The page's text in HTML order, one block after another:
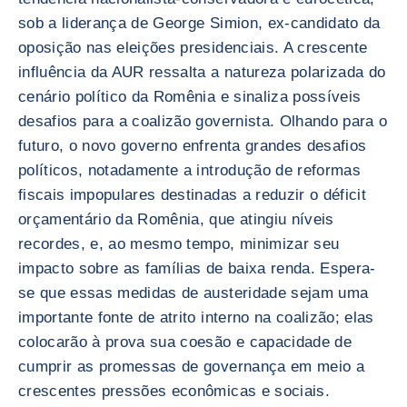
sob a liderança de George Simion, ex-candidato da
oposição nas eleições presidenciais. A crescente
influência da AUR ressalta a natureza polarizada do
cenário político da Romênia e sinaliza possíveis
desafios para a coalizão governista. Olhando para o
futuro, o novo governo enfrenta grandes desafios
políticos, notadamente a introdução de reformas
fiscais impopulares destinadas a reduzir o déficit
orçamentário da Romênia, que atingiu níveis
recordes, e, ao mesmo tempo, minimizar seu
impacto sobre as famílias de baixa renda. Espera-
se que essas medidas de austeridade sejam uma
importante fonte de atrito interno na coalizão; elas
colocarão à prova sua coesão e capacidade de
cumprir as promessas de governança em meio a
crescentes pressões econômicas e sociais.